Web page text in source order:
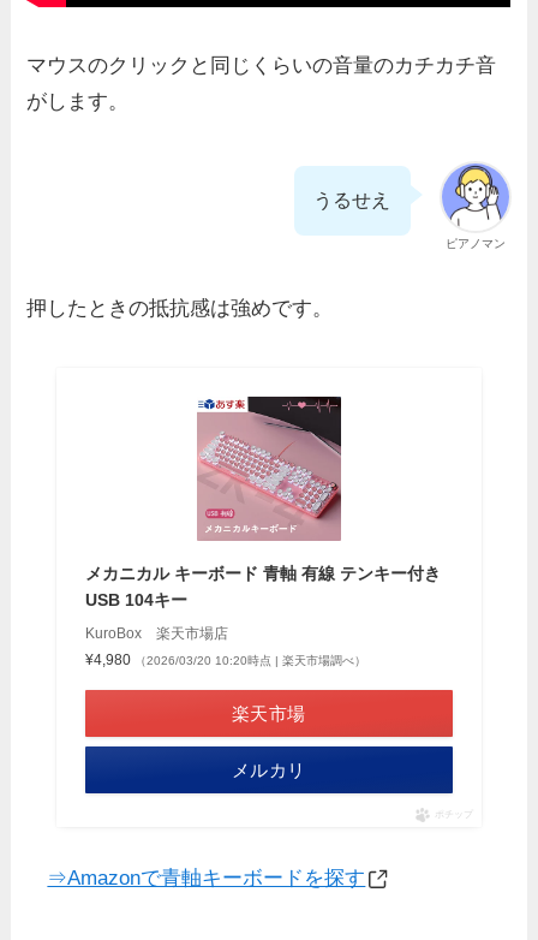
マウスのクリックと同じくらいの音量のカチカチ音
がします。
ピアノマン
うるせえ
押したときの抵抗感は強めです。
メカニカル キーボード 青軸 有線 テンキー付き
USB 104キー
KuroBox 楽天市場店
¥4,980
（2026/03/20 10:20時点 | 楽天市場調べ）
楽天市場
メルカリ
ポチップ
⇒Amazonで青軸キーボードを探す